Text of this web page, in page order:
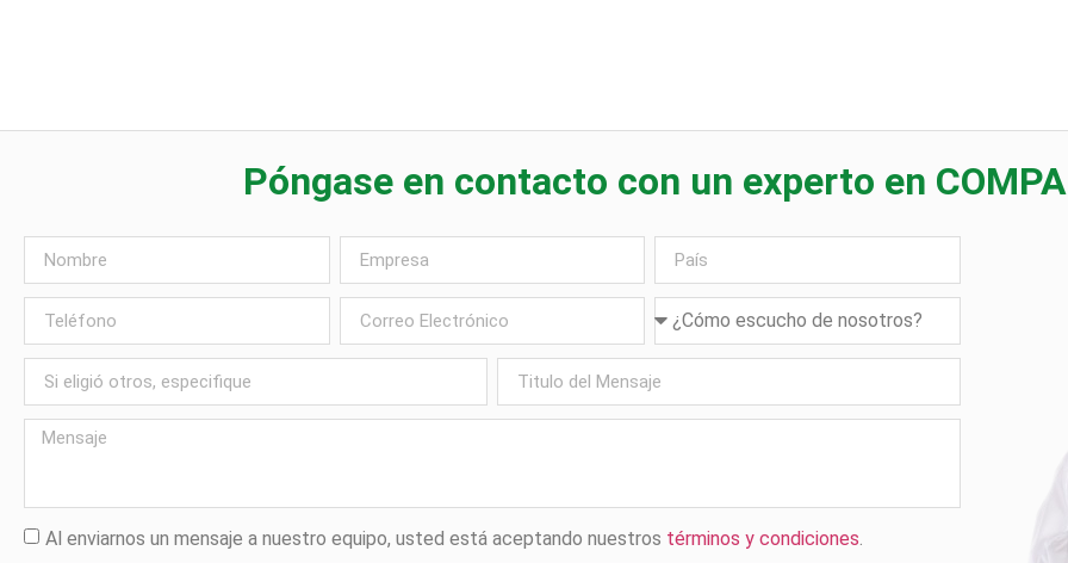
Póngase en contacto con un experto en
Al enviarnos un mensaje a nuestro equipo, usted está aceptando nuestros términos y condiciones.